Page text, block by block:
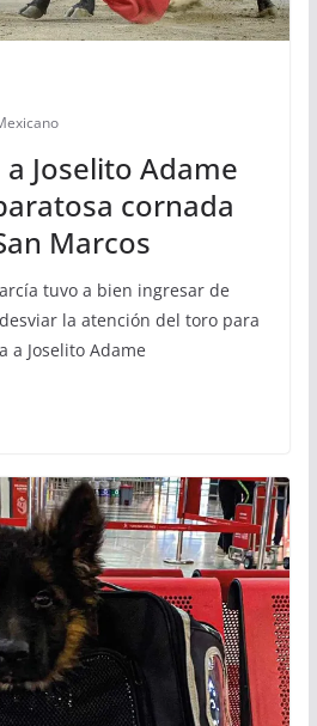
Joselito Adame
cornada
Marcos
tuvo a bien ingresar de
la atención del toro para
a Joselito Adame